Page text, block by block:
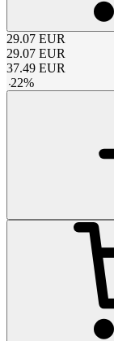
29.07 EUR
29.07 EUR
37.49 EUR
-22%